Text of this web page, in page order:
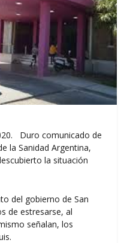
Duro comunicado de
la Sanidad Argentina,
la situación
del gobierno de San
de estresarse, al
señalan, los